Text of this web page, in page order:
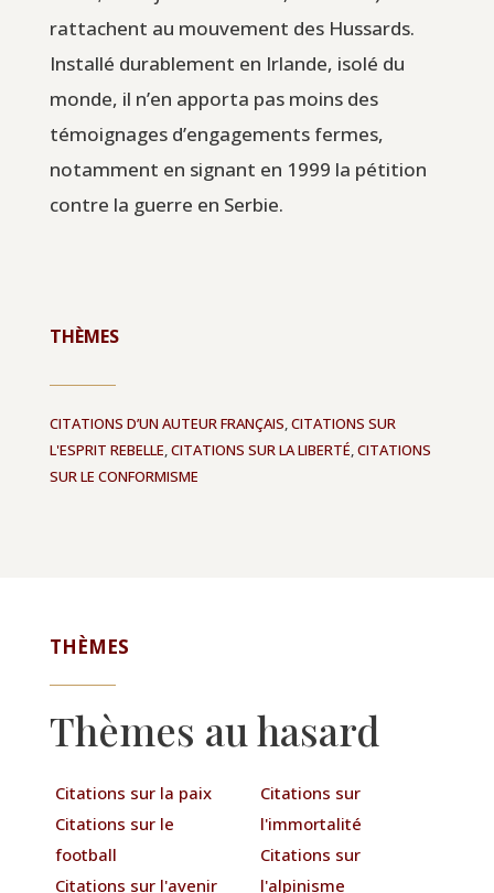
rattachent au mouvement des Hussards.
Installé durablement en Irlande, isolé du
monde, il n’en apporta pas moins des
témoignages d’engagements fermes,
notamment en signant en 1999 la pétition
contre la guerre en Serbie.
THÈMES
CITATIONS D’UN AUTEUR FRANÇAIS,CITATIONS SUR
L'ESPRIT REBELLE,CITATIONS SUR LA LIBERTÉ,CITATIONS
SUR LE CONFORMISME
THÈMES
Thèmes au hasard
Citations sur la paix
Citations sur le
football
Citations sur l'avenir
Citations sur
l'immortalité
Citations sur
l'alpinisme